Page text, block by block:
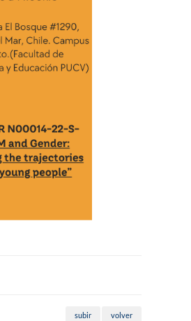
subir volver